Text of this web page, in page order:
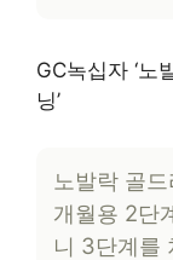
GC녹십자 ‘노
닝’
노발락 골
개월용 2단
니 3단계를